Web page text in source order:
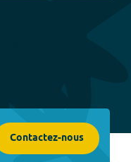
Contactez-nous